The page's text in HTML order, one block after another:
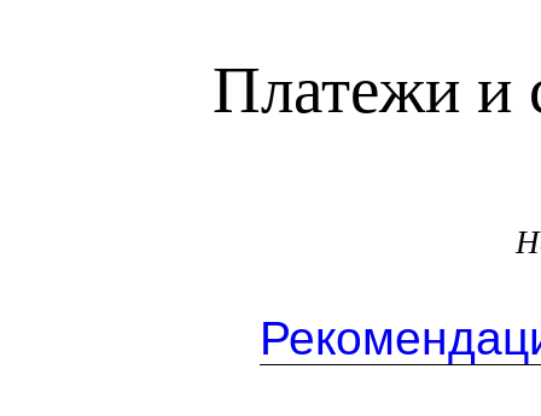
Платежи и